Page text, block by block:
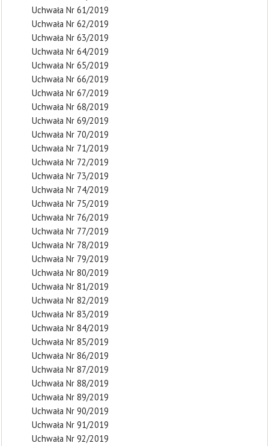
Uchwała Nr 61/2019
Uchwała Nr 62/2019
Uchwała Nr 63/2019
Uchwała Nr 64/2019
Uchwała Nr 65/2019
Uchwała Nr 66/2019
Uchwała Nr 67/2019
Uchwała Nr 68/2019
Uchwała Nr 69/2019
Uchwała Nr 70/2019
Uchwała Nr 71/2019
Uchwała Nr 72/2019
Uchwała Nr 73/2019
Uchwała Nr 74/2019
Uchwała Nr 75/2019
Uchwała Nr 76/2019
Uchwała Nr 77/2019
Uchwała Nr 78/2019
Uchwała Nr 79/2019
Uchwała Nr 80/2019
Uchwała Nr 81/2019
Uchwała Nr 82/2019
Uchwała Nr 83/2019
Uchwała Nr 84/2019
Uchwała Nr 85/2019
Uchwała Nr 86/2019
Uchwała Nr 87/2019
Uchwała Nr 88/2019
Uchwała Nr 89/2019
Uchwała Nr 90/2019
Uchwała Nr 91/2019
Uchwała Nr 92/2019